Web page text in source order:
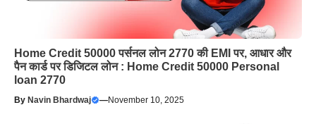
Home Credit 50000 पर्सनल लोन 2770 की EMI पर, आधार और
पैन कार्ड पर डिजिटल लोन : Home Credit 50000 Personal
loan 2770
By Navin Bhardwaj —November 10, 2025